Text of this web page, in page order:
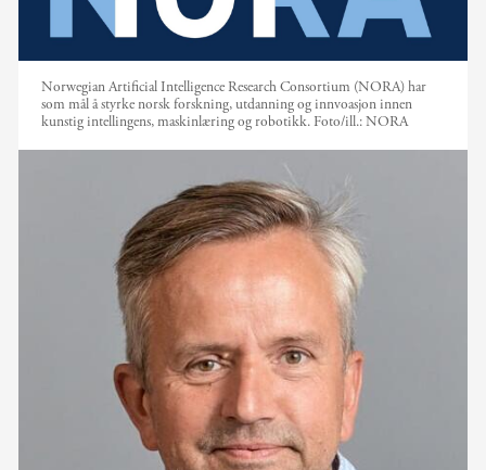
Norwegian Artificial Intelligence Research Consortium (NORA) har
som mål å styrke norsk forskning, utdanning og innvoasjon innen
kunstig intellingens, maskinlæring og robotikk. Foto/ill.:NORA